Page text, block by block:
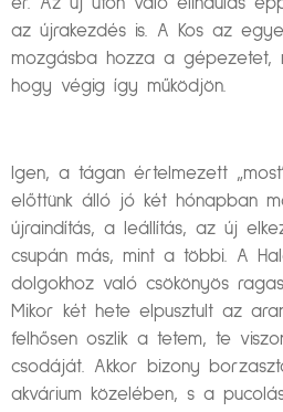
ér. Az új úton való elindulás
az újrakezdés is. A Kos az
mozgásba hozza a gépezetet,
hogy végig így működjön.
Igen, a tágan értelmezett
előttünk álló jó két hónapban
újraindítás, a leállítás, az új
csupán más, mint a többi. A
dolgokhoz való csökönyös
Mikor két hete elpusztult az
felhősen oszlik a tetem, te
csodáját. Akkor bizony
akvárium közelében, s a